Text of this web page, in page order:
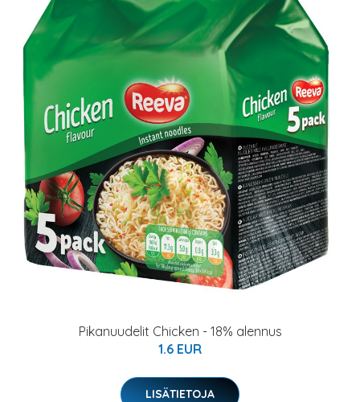
Pikanuudelit Chicken - 18% alennus
1.6 EUR
LISÄTIETOJA